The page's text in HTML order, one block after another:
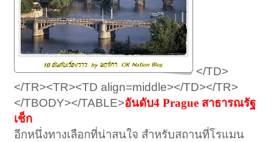
</TD>
</TR><TR><TD align=middle></TD></TR>
</TBODY></TABLE>อันดับ4 Prague สาธารณรัฐ
เช็ก
อีกหนึ่งทางเลือกที่น่าสนใจ สำหรับสถานที่โรแมน